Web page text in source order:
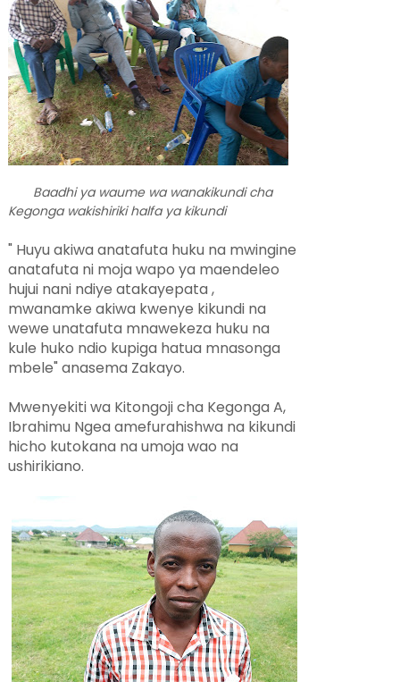
Baadhi ya waume wa wanakikundi cha
Kegonga wakishiriki halfa ya kikundi
" Huyu akiwa anatafuta huku na mwingine
anatafuta ni moja wapo ya maendeleo
hujui nani ndiye atakayepata ,
mwanamke akiwa kwenye kikundi na
wewe unatafuta mnawekeza huku na
kule huko ndio kupiga hatua mnasonga
mbele" anasema Zakayo.
Mwenyekiti wa Kitongoji cha Kegonga A,
Ibrahimu Ngea amefurahishwa na kikundi
hicho kutokana na umoja wao na
ushirikiano.